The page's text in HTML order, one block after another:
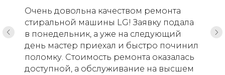
Очень довольна качеством ремонта
стиральной машины LG! Заявку подала
в понедельник, а уже на следующий
день мастер приехал и быстро починил
поломку. Стоимость ремонта оказалась
доступной, а обслуживание на высшем